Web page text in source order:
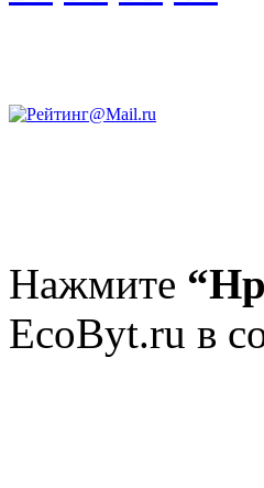
Нажмите
EcoByt.ru в